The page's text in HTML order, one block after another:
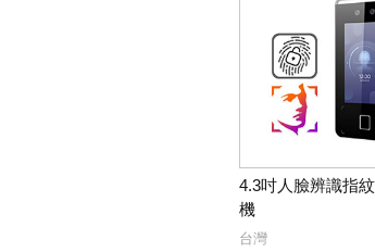
4.3吋人臉辨識指
機
台灣